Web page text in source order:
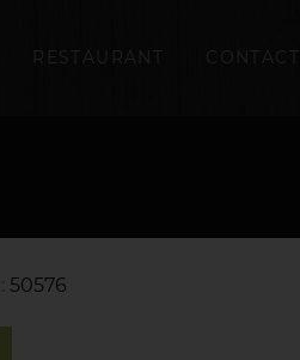
RESTAURANT CONTACT
50576